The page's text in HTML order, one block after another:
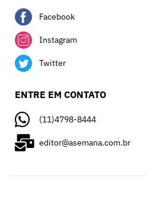
Facebook
Instagram
Twitter
ENTRE EM CONTATO
(11)4798-8444
editor@asemana.com.br